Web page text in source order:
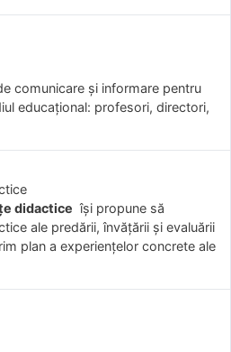
comunicare și informare pentru
educațional: profesori, directori,
didactice îşi propune să
ale predării, învăţării şi evaluării
plan a experienţelor concrete ale